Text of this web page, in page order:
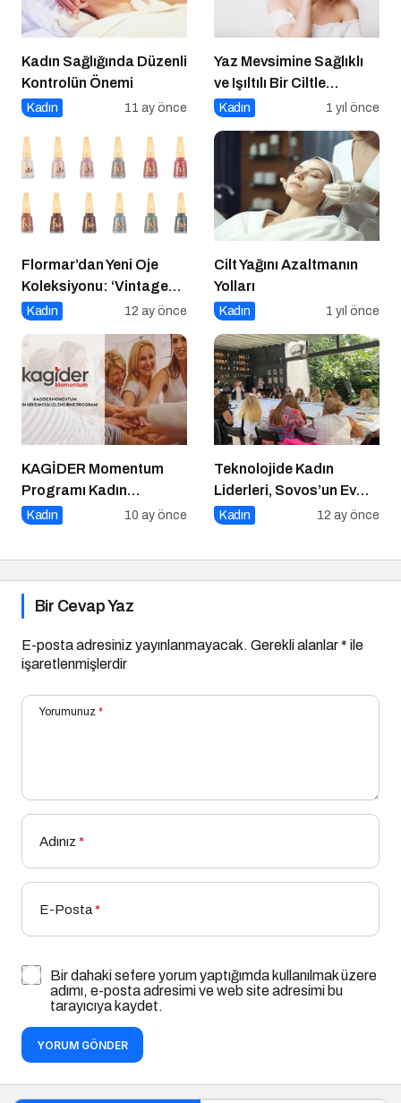
Kadın Sağlığında Düzenli
Kontrolün Önemi
Kadın 11 ay önce
Yaz Mevsimine Sağlıklı
ve Işıltılı Bir Ciltle
Merhaba Deyin
Kadın 1 yıl önce
Flormar’dan Yeni Oje
Koleksiyonu: ‘Vintage
Romance’ Nostaljiyle
Zarafeti Tırnaklara
Taşıyor!
Kadın 12 ay önce
Cilt Yağını Azaltmanın
Yolları
Kadın 1 yıl önce
KAGİDER Momentum
Programı Kadın
Girişimcilerin Gücüne
Kadın 10 ay önce
Teknolojide Kadın
Liderleri, Sovos’un Ev
Sahipliğinde Bir Araya
Kadın 12 ay önce
Bir Cevap Yaz
E-posta adresiniz yayınlanmayacak. Gerekli alanlar* ile
işaretlenmişlerdir
Yorumunuz *
Adınız *
E-Posta*
Bir dahaki sefere yorum yaptığımda kullanılmak üzere
adımı, e-posta adresimi ve web site adresimi bu
tarayıcıya kaydet.
YORUM GÖNDER